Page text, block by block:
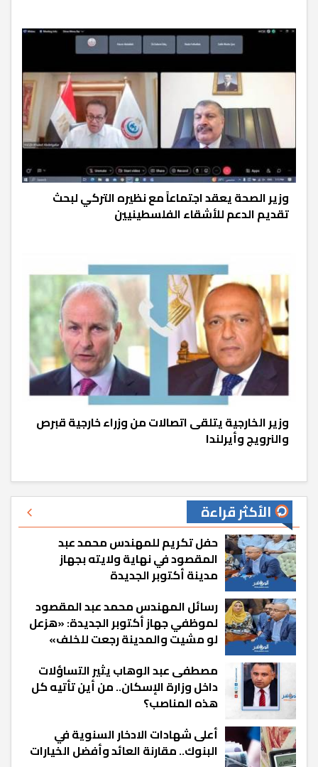
وزير الصحة يعقد اجتماعاً مع نظيره التركي لبحث
تقديم الدعم للأشقاء الفلسطينيين
وزير الخارجية يتلقى اتصالات من وزراء خارجية قبرص
والنرويج وأيرلندا
الأكثر قراءة
حفل تكريم للمهندس محمد عبد
المقصود في نهاية ولايته بجهاز
مدينة أكتوبر الجديدة
رسائل المهندس محمد عبد المقصود
لموظفي جهاز أكتوبر الجديدة: «هزعل
لو مشيت والمدينة رجعت للخلف»
مصطفى عبد الوهاب يثير التساؤلات
داخل وزارة الإسكان.. من أين تأتيه كل
هذه المناصب؟
أعلى شهادات الادخار السنوية في
البنوك.. مقارنة العائد وأفضل الخيارات